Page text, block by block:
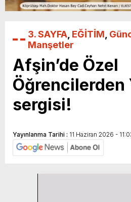
3. SAYFA EĞİTİM
Manşetler
Afşin’de Özel
Öğrencilerden
sergisi!
Yayınlanma Tarihi : 11 Haziran 2026 -